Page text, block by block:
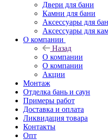
Двери для бани
Камни для бани
Аксессуары для
Аксессуары для
О компании
Назад
О компании
О компании
Акции
Монтаж
Отделка бань и саун
Примеры работ
Доставка и оплата
Ликвидация товара
Контакты
Опт